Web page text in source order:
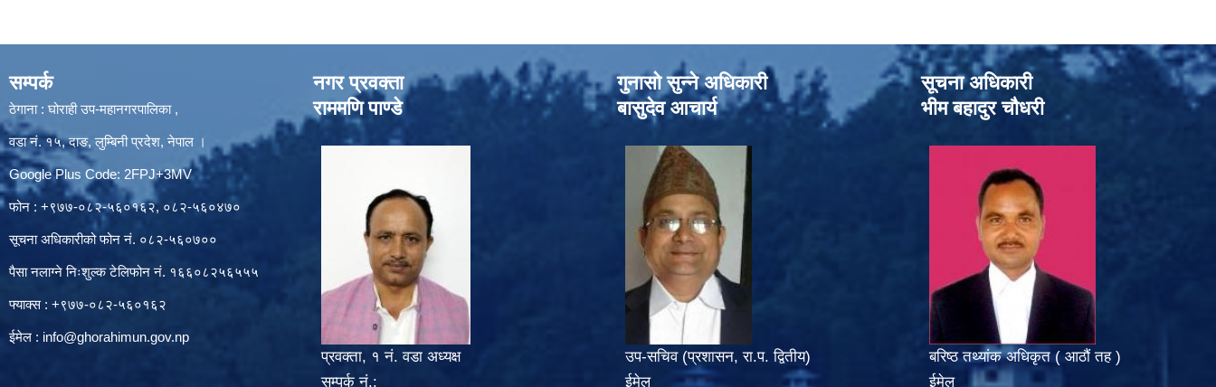
सम्पर्क
ठेगाना : घोराही उप-महानगरपालिका ,
वडा नं. १५, दाङ, लुम्बिनी प्रदेश, नेपाल ।
Google Plus Code: 2FPJ+3MV
फोन : +९७७-०८२-५६०१६२, ०८२-५६०४७०
सूचना अधिकारीको फोन नं. ०८२-५६०७००
पैसा नलाग्ने निःशुल्क टेलिफोन नं. १६६०८२५६५५५
फ्याक्स : +९७७-०८२-५६०१६२
ईमेल : info@ghorahimun.gov.np
नगर प्रवक्ता
राममणि पाण्डे
प्रवक्ता, १ नं. वडा अध्यक्ष
सम्पर्क नं.:
गुनासो सुन्‍ने अधिकारी
बासुदेव आचार्य
उप-सचिव (प्रशासन, रा.प. द्वितीय)
ईमेल
सूचना अधिकारी
भीम बहादुर चौधरी
बरिष्ठ तथ्यांक अधिकृत ( आठौं तह )
ईमेल